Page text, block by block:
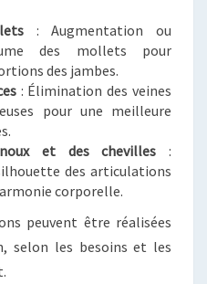
: Augmentation ou
des mollets pour
des jambes.
: Élimination des veines
pour une meilleure
et des chevilles :
des articulations
corporelle.
peuvent être réalisées
selon les besoins et les